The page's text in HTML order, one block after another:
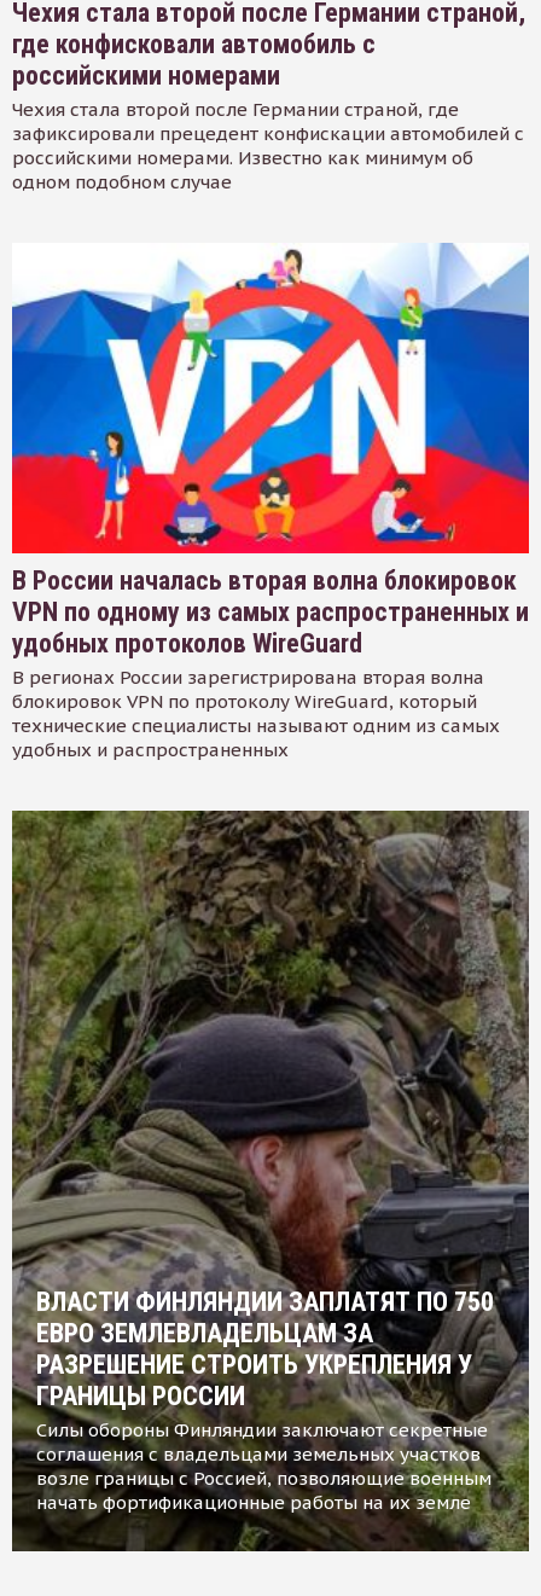
Чехия стала второй после Германии страной,
где конфисковали автомобиль с
российскими номерами
Чехия стала второй после Германии страной, где
зафиксировали прецедент конфискации автомобилей с
российскими номерами. Известно как минимум об
одном подобном случае
В России началась вторая волна блокировок
VPN по одному из самых распространенных и
удобных протоколов WireGuard
В регионах России зарегистрирована вторая волна
блокировок VPN по протоколу WireGuard, который
технические специалисты называют одним из самых
удобных и распространенных
ВЛАСТИ ФИНЛЯНДИИ ЗАПЛАТЯТ ПО 750
ЕВРО ЗЕМЛЕВЛАДЕЛЬЦАМ ЗА
РАЗРЕШЕНИЕ СТРОИТЬ УКРЕПЛЕНИЯ У
ГРАНИЦЫ РОССИИ
Силы обороны Финляндии заключают секретные
соглашения с владельцами земельных участков
возле границы с Россией, позволяющие военным
начать фортификационные работы на их земле